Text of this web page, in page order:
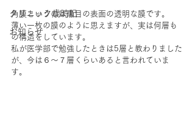
クリニック歳時記
お知らせ
角膜というのは黒目の表面の透明な膜です。
薄い一枚の膜のように思えますが、実は何層も
の構造をしています。
私が医学部で勉強したときは5層と教わりました
が、今は６～７層くらいあると言われていま
す。